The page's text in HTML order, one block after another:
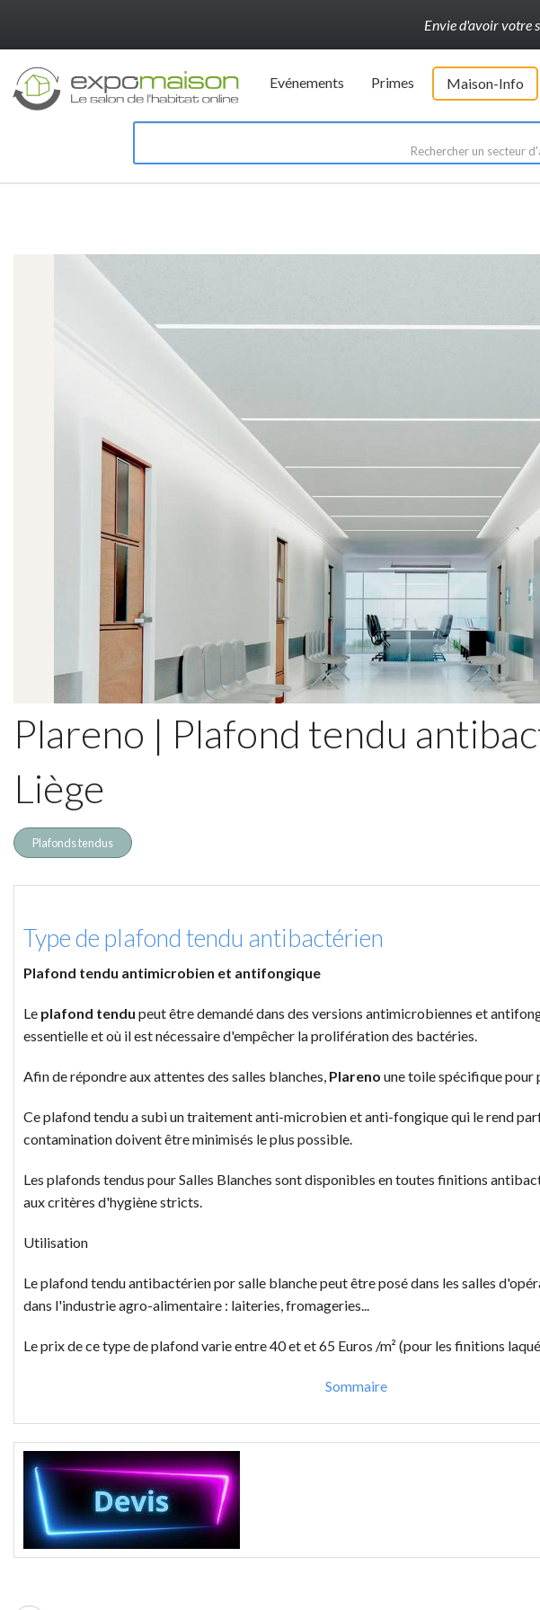
Envie d'avoir votre
Evénements Primes Maison-Info
Plareno | Plafond tendu
Liège
Plafonds tendus
Type de plafond tendu antibactérien
Plafond tendu antimicrobien et antifongique
Le plafond tendu peut être demandé dans des versions antimicrobiennes et
essentielle et où il est nécessaire d'empêcher la prolifération des bactéries.
Afin de répondre aux attentes des salles blanches, Plareno une toile spécifique pour
Ce plafond tendu a subi un traitement anti-microbien et anti-fongique qui le rend
contamination doivent être minimisés le plus possible.
Les plafonds tendus pour Salles Blanches sont disponibles en toutes finitions
aux critères d'hygiène stricts.
Utilisation
Le plafond tendu antibactérien por salle blanche peut être posé dans les salles
dans l'industrie agro-alimentaire : laiteries, fromageries...
Le prix de ce type de plafond varie entre 40 et et 65 Euros /m² (pour les finitions
Sommaire